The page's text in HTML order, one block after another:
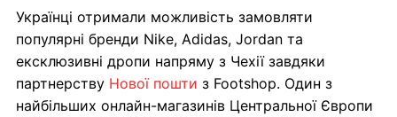
Українці отримали можливість замовляти
популярні бренди Nike, Adidas, Jordan та
ексклюзивні дропи напряму з Чехії завдяки
партнерству Нової пошти з Footshop. Один з
найбільших онлайн-магазинів Центральної Європи